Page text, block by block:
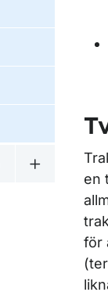
Undermeny
en
för